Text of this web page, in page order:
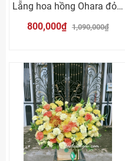
Lẵng hoa hồng Ohara đỏ mix lá bạc
800,000₫ 1,090,000₫